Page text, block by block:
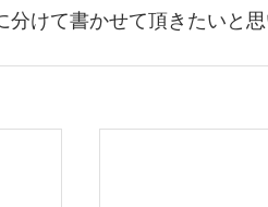
けて書かせて頂きたいと思